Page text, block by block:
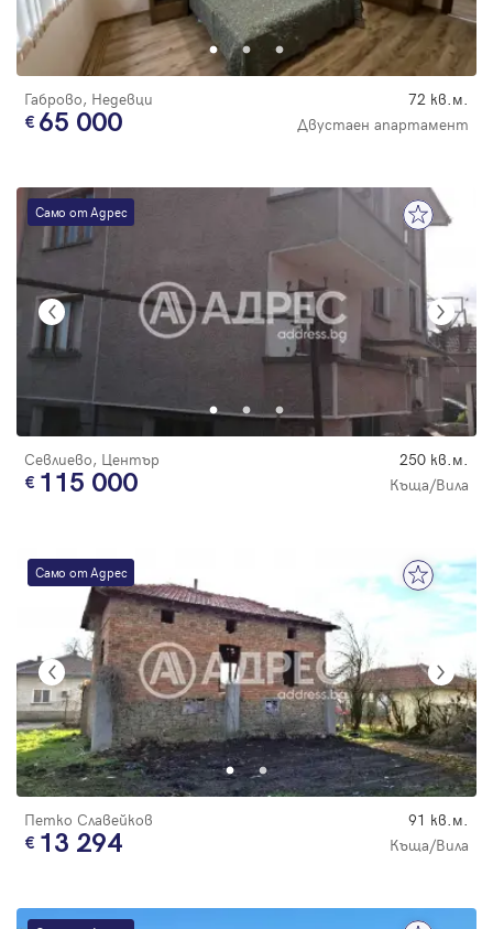
Габрово, Недевци 72 кв.м.
65 000 Двустаен апартамент
Само от Адрес
Севлиево, Център 250 кв.м.
115 000 Къща/Вила
Само от Адрес
Петко Славейков 91 кв.м.
13 294 Къща/Вила
Парола